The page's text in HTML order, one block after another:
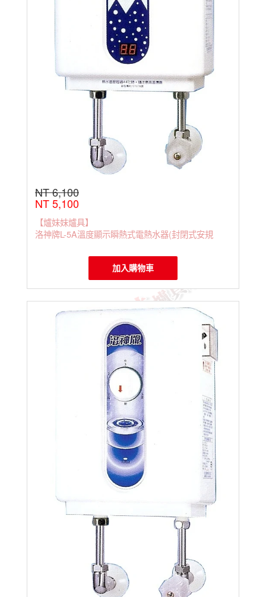
NT 6,100
NT 5,100
【爐妹妹爐具】
洛神牌L-5A溫度顯示瞬熱式電熱水器(封閉式安規
加入購物車